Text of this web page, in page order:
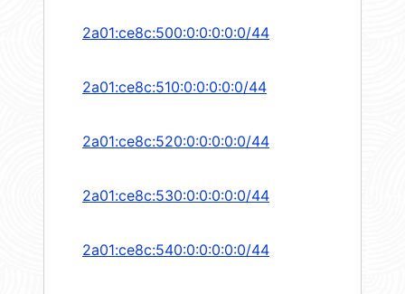
2a01:ce8c:500:0:0:0:0:0/44
2a01:ce8c:510:0:0:0:0:0/44
2a01:ce8c:520:0:0:0:0:0/44
2a01:ce8c:530:0:0:0:0:0/44
2a01:ce8c:540:0:0:0:0:0/44